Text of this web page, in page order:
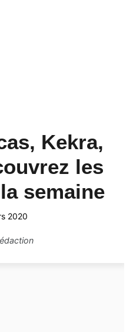
Kekra,
les
semaine
2020